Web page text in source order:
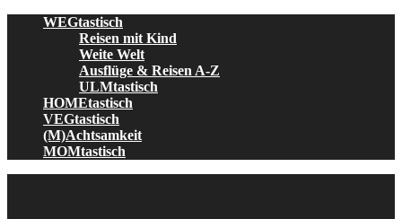
WEGtastisch
Reisen mit Kind
Weite Welt
Ausflüge & Reisen A-Z
ULMtastisch
HOMEtastisch
VEGtastisch
(M)Achtsamkeit
MOMtastisch